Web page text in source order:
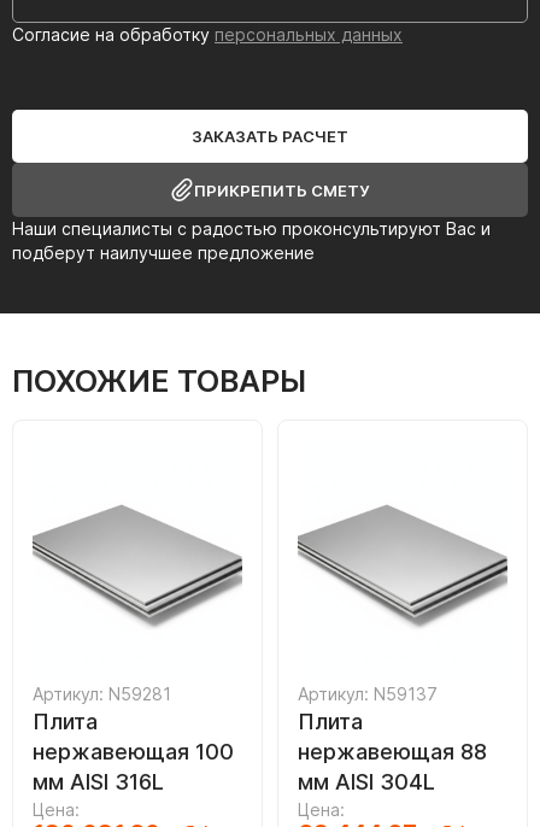
Наши специалисты с радостью проконсультируют Вас и
подберут наилучшее предложение
Согласие на обработку персональных данных
ЗАКАЗАТЬ РАСЧЕТ
ПРИКРЕПИТЬ СМЕТУ
ПОХОЖИЕ ТОВАРЫ
Артикул: N59281
Плита
нержавеющая 100
мм AISI 316L
Цена:
Артикул: N59137
Плита
нержавеющая 88
мм AISI 304L
Цена: